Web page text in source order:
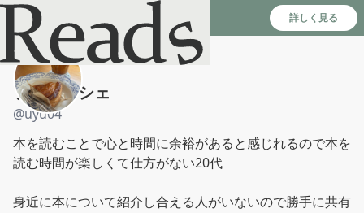
Reads - 読書のSNS＆記録アプリ 詳しく見る
フィナンシェ
@uyu04
本を読むことで心と時間に余裕があると感じれるので本を
読む時間が楽しくて仕方がない20代
身近に本について紹介し合える人がいないので勝手に共有